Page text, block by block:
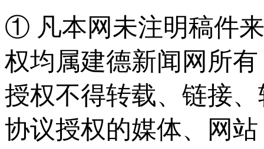
① 凡本网未注明稿件
权均属建德新闻网所
授权不得转载、链接
协议授权的媒体、网